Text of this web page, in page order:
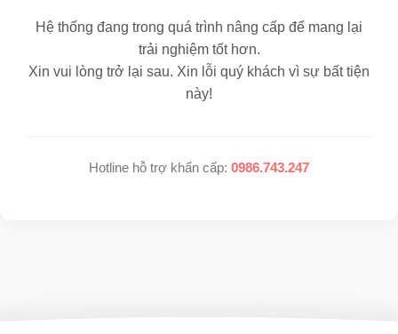
Hệ thống đang trong quá trình nâng cấp để mang lại
trải nghiệm tốt hơn.
Xin vui lòng trở lại sau. Xin lỗi quý khách vì sự bất tiện
này!
Hotline hỗ trợ khẩn cấp: 0986.743.247